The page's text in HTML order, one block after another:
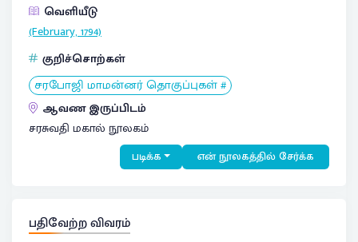
வெளியீடு
(February, 1794)
குறிச்சொற்கள்
சரபோஜி மாமன்னர் தொகுப்புகள் #
ஆவண இருப்பிடம்
சரசுவதி மகால் நூலகம்
படிக்க என் நூலகத்தில் சேர்க்க
பதிவேற்ற விவரம்